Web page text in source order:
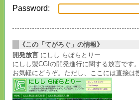
Password:
《この「てがろぐ」の情報》
開発放言 にしし らぼらとりー
にしし製CGIの開発進行に関する放言です
お気軽にどうぞ。ただし、ここには直接は